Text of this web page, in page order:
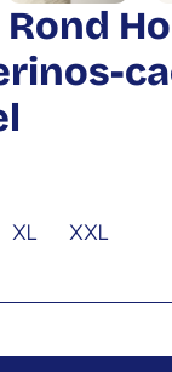
Rond
XL
XXL